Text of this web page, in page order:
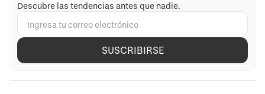
Descubre las tendencias antes que nadie.
SUSCRIBIRSE